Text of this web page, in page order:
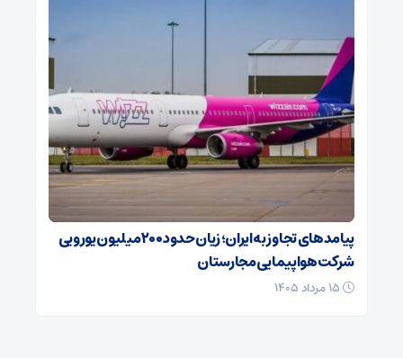
پیامدهای تجاوز به ایران؛ زیان حدود ۲۰۰ میلیون یورویی
شرکت هواپیمایی مجارستان